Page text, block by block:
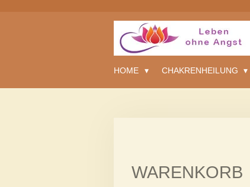
HOME CHAKRENHEILUNG
WARENKORB